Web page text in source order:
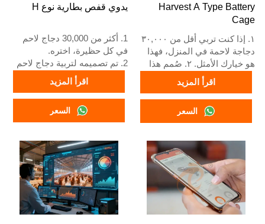
يدوي قفص بطارية نوع H
1. أكثر من 30,000 دجاج لاحم
في كل حظيرة، اختره.
2. تم تصميمه لتربية دجاج لاحم
جاهز للسوق.
3. عمره الافتراضي أكثر من 20
4. هيكله عبارة عن اندماج ذكاء
كهربائية، معدات أوتوماتيكية
للشرب والتغذية وتنظيف
السماد، حصاد يدوي.
5. خدمة الاستقبال عبر الإنترنت
على مدار 24 ساعة رقم
What’sApp هو
اقرأ المزيد
السعر
Harvest A Type Battery
Cage
١. إذا كنت تربي أقل من ٣٠,٠٠٠
دجاجة لاحمة في المنزل، فهذا
هو خيارك الأمثل. ٢. صُمم هذا
النظام لتربية دجاج لاحم بالغ من
عمر يوم إلى ٤٥ يومًا جاهز
للتسويق. ٣. عمره الافتراضي
يزيد عن ٢٠ عامًا. ٤. يتميز هذا
النظام ببنية تجمع بين الذكاء
تحكم كهربائية، ومعدات
أوتوماتيكية للشرب والتغذية
وتنظيف السماد، بالإضافة إلى
إمكانية الحصاد اليدوي. ٥. رقم
واتساب الخاص بنا متاح على
مدار الساعة:
اقرأ المزيد
السعر